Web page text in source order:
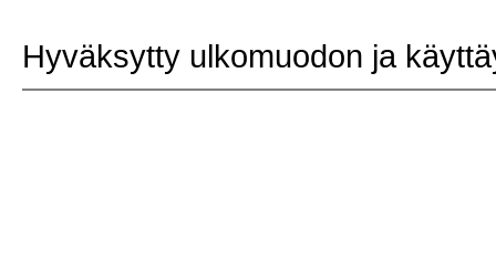
Hyväksytty ulkomuodon ja